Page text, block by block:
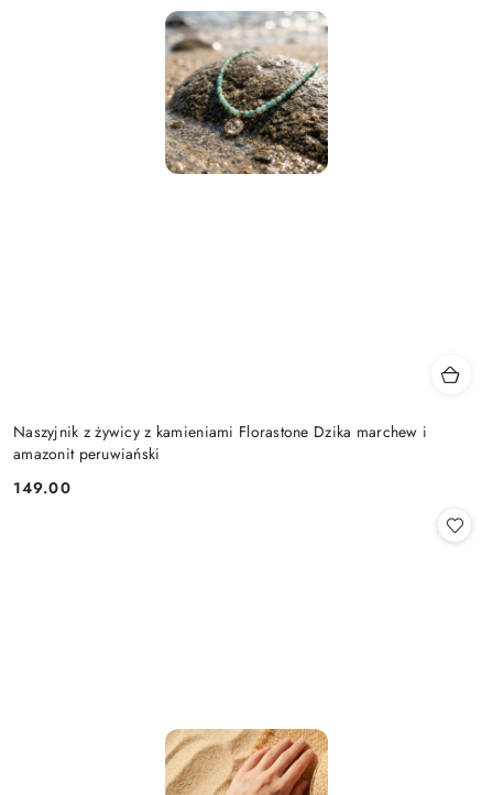
Naszyjnik z żywicy z kamieniami Florastone Dzika marchew i
amazonit peruwiański
Cena:
149.00